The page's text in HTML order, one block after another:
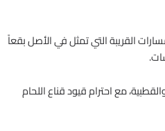
القريبة التي تمثل في الأصل بقعاً
مع احترام قيود قناع اللحام